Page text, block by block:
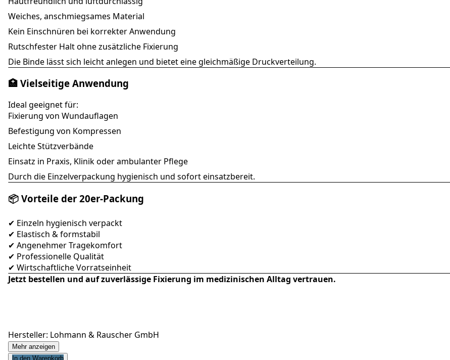
Weiches, anschmiegsames Material
Kein Einschnüren bei korrekter Anwendung
Rutschfester Halt ohne zusätzliche Fixierung
Die Binde lässt sich leicht anlegen und bietet eine gleichmäßige Druckverteilung.
🏥 Vielseitige Anwendung
Ideal geeignet für:
Fixierung von Wundauflagen
Befestigung von Kompressen
Leichte Stützverbände
Einsatz in Praxis, Klinik oder ambulanter Pflege
Durch die Einzelverpackung hygienisch und sofort einsatzbereit.
📦 Vorteile der 20er-Packung
✔ Einzeln hygienisch verpackt
✔ Elastisch & formstabil
✔ Angenehmer Tragekomfort
✔ Professionelle Qualität
✔ Wirtschaftliche Vorratseinheit
Jetzt bestellen und auf zuverlässige Fixierung im medizinischen Alltag vertrauen.
Hersteller: Lohmann & Rauscher GmbH
Mehr anzeigen
In den Warenkorb